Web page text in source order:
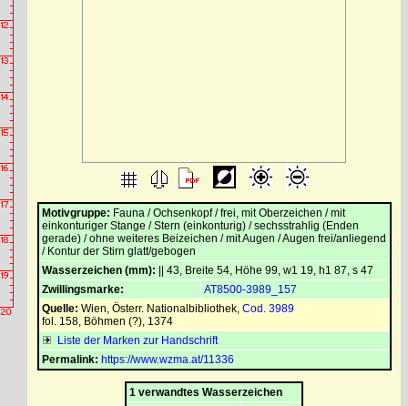
Motivgruppe: Fauna / Ochsenkopf / frei, mit Oberzeichen / mit
einkonturiger Stange / Stern (einkonturig) / sechsstrahlig (Enden
gerade) / ohne weiteres Beizeichen / mit Augen / Augen frei/anliegend
/ Kontur der Stirn glatt/gebogen
Wasserzeichen (mm): || 43, Breite 54, Höhe 99, w1 19, h1 87, s 47
Zwillingsmarke:
AT8500-3989_157
Quelle: Wien, Österr. Nationalbibliothek, Cod. 3989
fol. 158, Böhmen (?), 1374
Liste der Marken zur Handschrift
Permalink: https://www.wzma.at/11336
1 verwandtes Wasserzeichen